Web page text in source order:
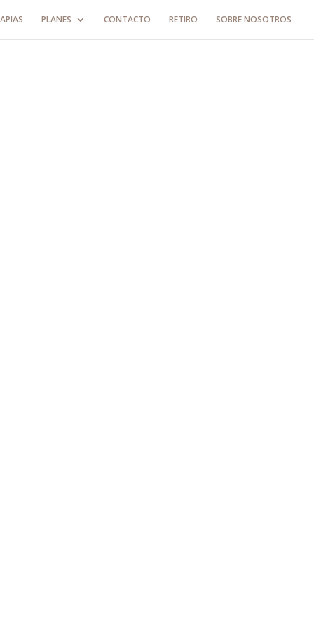
PLANES CONTACTO RETIRO SOBRE NOSOTROS